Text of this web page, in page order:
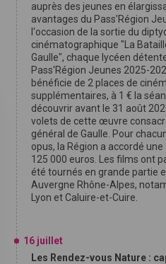
auprès des jeunes en
avantages du Pass'Région
l'occasion de la sortie du
cinématographique "La
Gaulle", chaque lycéen
Pass'Région Jeunes 2025-
bénéficie de 2 places de
supplémentaires, à 1 € la
découvrir avant le 31 août
volets de cette œuvre
général de Gaulle. Pour
opus, la Région a accordé une
125 000 euros. Les films ont
été tournés en grande partie
Auvergne Rhône-Alpes,
Lyon et Caluire-et-Cuire.
16 juillet
Les Rendez-vous Nature :